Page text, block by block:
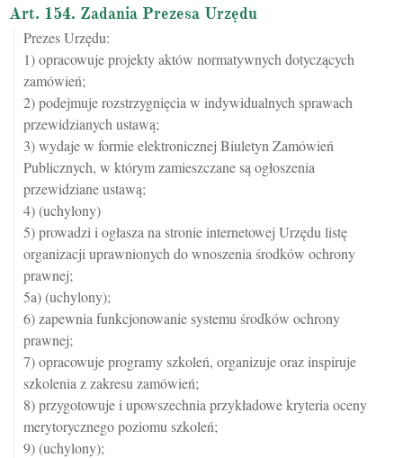
Art. 154. Zadania Prezesa Urzędu
Prezes Urzędu:
1) opracowuje projekty aktów normatywnych dotyczących
zamówień;
2) podejmuje rozstrzygnięcia w indywidualnych sprawach
przewidzianych ustawą;
3) wydaje w formie elektronicznej Biuletyn Zamówień
Publicznych, w którym zamieszczane są ogłoszenia
przewidziane ustawą;
4) (uchylony)
5) prowadzi i ogłasza na stronie internetowej Urzędu listę
organizacji uprawnionych do wnoszenia środków ochrony
prawnej;
5a) (uchylony);
6) zapewnia funkcjonowanie systemu środków ochrony
prawnej;
7) opracowuje programy szkoleń, organizuje oraz inspiruje
szkolenia z zakresu zamówień;
8) przygotowuje i upowszechnia przykładowe kryteria oceny
merytorycznego poziomu szkoleń;
9) (uchylony);